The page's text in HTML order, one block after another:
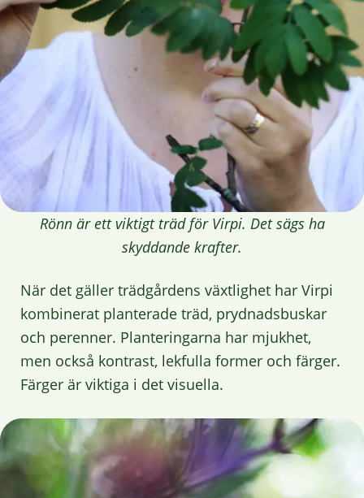
Rönn är ett viktigt träd för Virpi. Det sägs ha
skyddande krafter.
När det gäller trädgårdens växtlighet har Virpi
kombinerat planterade träd, prydnadsbuskar
och perenner. Planteringarna har mjukhet,
men också kontrast, lekfulla former och färger.
Färger är viktiga i det visuella.